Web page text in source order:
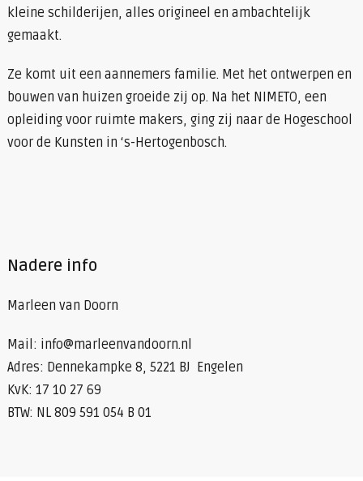
kleine schilderijen, alles origineel en ambachtelijk
gemaakt.
Ze komt uit een aannemers familie. Met het ontwerpen en
bouwen van huizen groeide zij op. Na het NIMETO, een
opleiding voor ruimte makers, ging zij naar de Hogeschool
voor de Kunsten in ‘s-Hertogenbosch.
Nadere info
Marleen van Doorn
Mail: info@marleenvandoorn.nl
Adres: Dennekampke 8, 5221 BJ Engelen
KvK: 17 10 27 69
BTW: NL 809 591 054 B 01